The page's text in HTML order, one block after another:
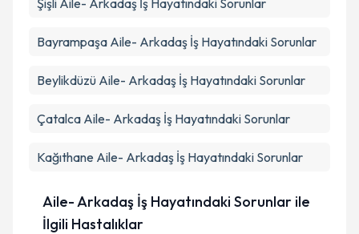
Şişli Aile- Arkadaş İş Hayatındaki Sorunlar
Bayrampaşa Aile- Arkadaş İş Hayatındaki Sorunlar
Beylikdüzü Aile- Arkadaş İş Hayatındaki Sorunlar
Çatalca Aile- Arkadaş İş Hayatındaki Sorunlar
Kağıthane Aile- Arkadaş İş Hayatındaki Sorunlar
Aile- Arkadaş İş Hayatındaki Sorunlar ile
İlgili Hastalıklar